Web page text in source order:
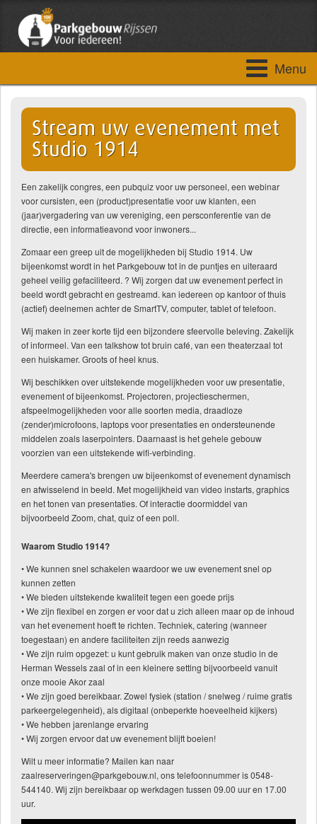
Menu
Stream uw evenement met
Studio 1914
Een zakelijk congres, een pubquiz voor uw personeel, een webinar
voor cursisten, een (product)presentatie voor uw klanten, een
(jaar)vergadering van uw vereniging, een persconferentie van de
directie, een informatieavond voor inwoners...
Zomaar een greep uit de mogelijkheden bij Studio 1914. Uw
bijeenkomst wordt in het Parkgebouw tot in de puntjes en uiteraard
geheel veilig gefaciliteerd. ? Wij zorgen dat uw evenement perfect in
beeld wordt gebracht en gestreamd. kan iedereen op kantoor of thuis
(actief) deelnemen achter de SmartTV, computer, tablet of telefoon.
Wij maken in zeer korte tijd een bijzondere sfeervolle beleving. Zakelijk
of informeel. Van een talkshow tot bruin café, van een theaterzaal tot
een huiskamer. Groots of heel knus.
Wij beschikken over uitstekende mogelijkheden voor uw presentatie,
evenement of bijeenkomst. Projectoren, projectieschermen,
afspeelmogelijkheden voor alle soorten media, draadloze
(zender)microfoons, laptops voor presentaties en ondersteunende
middelen zoals laserpointers. Daarnaast is het gehele gebouw
voorzien van een uitstekende wifi-verbinding.
Meerdere camera's brengen uw bijeenkomst of evenement dynamisch
en afwisselend in beeld. Met mogelijkheid van video instarts, graphics
en het tonen van presentaties. Of interactie doormiddel van
bijvoorbeeld Zoom, chat, quiz of een poll.
Waarom Studio 1914?
• We kunnen snel schakelen waardoor we uw evenement snel op
kunnen zetten
• We bieden uitstekende kwaliteit tegen een goede prijs
• We zijn flexibel en zorgen er voor dat u zich alleen maar op de inhoud
van het evenement hoeft te richten. Techniek, catering (wanneer
toegestaan) en andere faciliteiten zijn reeds aanwezig
• We zijn ruim opgezet: u kunt gebruik maken van onze studio in de
Herman Wessels zaal of in een kleinere setting bijvoorbeeld vanuit
onze mooie Akor zaal
• We zijn goed bereikbaar. Zowel fysiek (station / snelweg / ruime gratis
parkeergelegenheid), als digitaal (onbeperkte hoeveelheid kijkers)
• We hebben jarenlange ervaring
• Wij zorgen ervoor dat uw evenement blijft boeien!
Wilt u meer informatie? Mailen kan naar
zaalreserveringen@parkgebouw.nl, ons telefoonnummer is 0548-
544140. Wij zijn bereikbaar op werkdagen tussen 09.00 uur en 17.00
uur.